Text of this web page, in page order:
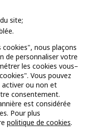
site;
cookies", nous plaçons
de personnaliser votre
les cookies vous–
Vous pouvez
activer ou non et
consentement.
est considérée
Pour plus
politique de cookies.